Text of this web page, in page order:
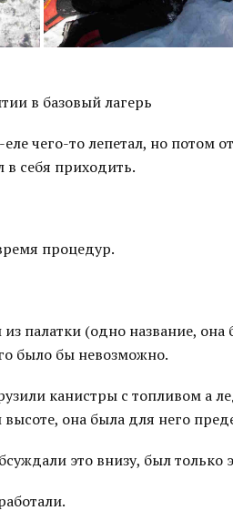
в базовый лагерь
чего-то лепетал, но потом
в себя приходить.
процедур.
палатки (одно название, она
было бы невозможно.
канистры с топливом а
она была для него
это внизу, был только